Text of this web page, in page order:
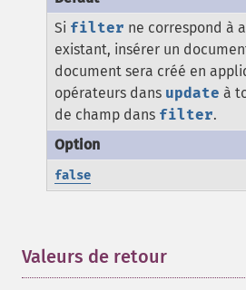
Si filter ne correspond à
existant, insérer un
document sera créé en
opérateurs dans update à
de champ dans filter.
false
Valeurs de retour